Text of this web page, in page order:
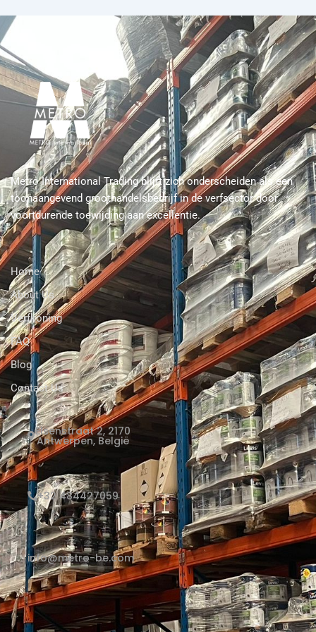
Metro International Trading blijft zich onderscheiden als een
toonaangevend groothandelsbedrijf in de verfsector door
voortdurende toewijding aan excellentie.
Home
About Us
Verfkoning
FAQ
Blog
Contact Us
Elsenstraat 2, 2170
Antwerpen, België
+32 484427059
info@metro-be.com